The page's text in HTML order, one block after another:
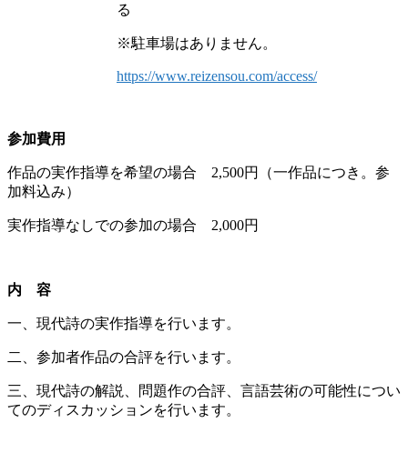
る
※駐車場はありません。
https://www.reizensou.com/access/
参加費用
作品の実作指導を希望の場合 2,500円（一作品につき。参
加料込み）
実作指導なしでの参加の場合 2,000円
内 容
一、現代詩の実作指導を行います。
二、参加者作品の合評を行います。
三、現代詩の解説、問題作の合評、言語芸術の可能性につい
てのディスカッションを行います。